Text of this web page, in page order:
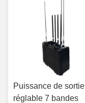
Max800W
Puissance de sortie
réglable 7 bandes